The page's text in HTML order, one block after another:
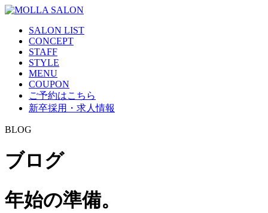
SALON LIST
CONCEPT
STAFF
STYLE
MENU
COUPON
ご予約はこちら
新卒採用・求人情報
BLOG
ブログ
年始の準備。